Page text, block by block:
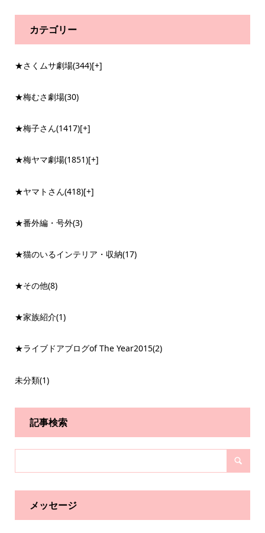
カテゴリー
★さくムサ劇場(344)[+]
★梅むさ劇場(30)
★梅子さん(1417)[+]
★梅ヤマ劇場(1851)[+]
★ヤマトさん(418)[+]
★番外編・号外(3)
★猫のいるインテリア・収納(17)
★その他(8)
★家族紹介(1)
★ライブドアブログof The Year2015(2)
未分類(1)
記事検索
メッセージ